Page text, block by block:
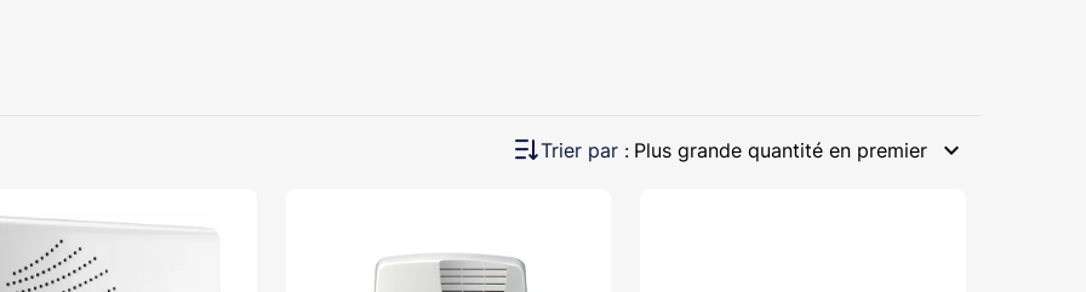
Trier par : Plus grande quantité en premier expand_more